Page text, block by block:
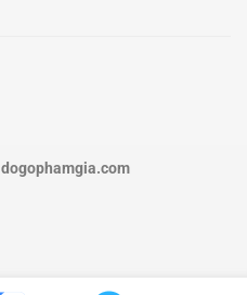
dogophamgia.com